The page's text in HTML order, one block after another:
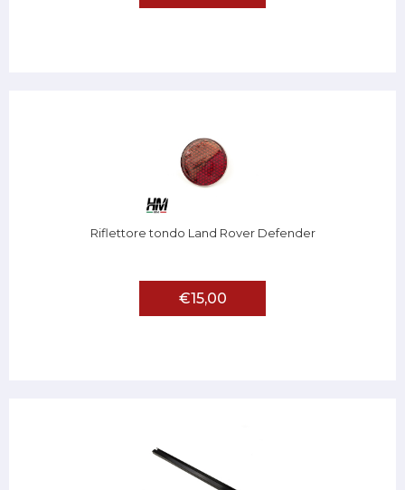
Riflettore tondo Land Rover Defender
€15,00